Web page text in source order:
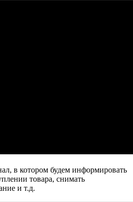
в котором будем информировать
товара, снимать
и т.д.